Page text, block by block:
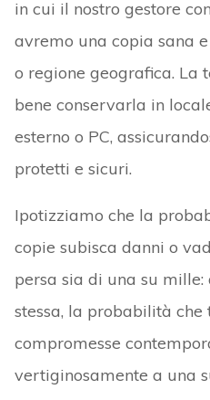
in cui il nostro gestore
avremo una copia sana
o regione geografica. La
bene conservarla in
esterno o PC,
protetti e sicuri.
Ipotizziamo che la
copie subisca danni o
persa sia di una su
stessa, la probabilità
compromesse
vertiginosamente a una